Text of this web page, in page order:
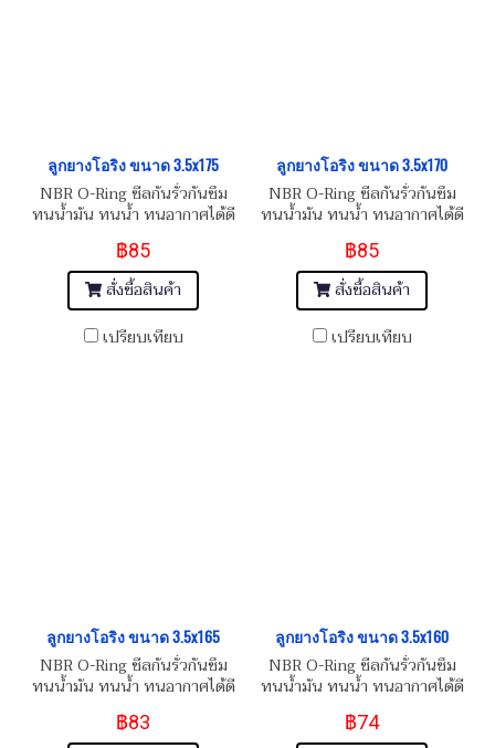
ลูกยางโอริง ขนาด 3.5x175
NBR O-Ring ซีลกันรั่วกันซึม
ทนน้ำมัน ทนน้ำ ทนอากาศได้ดี
฿85
สั่งซื้อสินค้า
เปรียบเทียบ
ลูกยางโอริง ขนาด 3.5x170
NBR O-Ring ซีลกันรั่วกันซึม
ทนน้ำมัน ทนน้ำ ทนอากาศได้ดี
฿85
สั่งซื้อสินค้า
เปรียบเทียบ
ลูกยางโอริง ขนาด 3.5x165
NBR O-Ring ซีลกันรั่วกันซึม
ทนน้ำมัน ทนน้ำ ทนอากาศได้ดี
฿83
ลูกยางโอริง ขนาด 3.5x160
NBR O-Ring ซีลกันรั่วกันซึม
ทนน้ำมัน ทนน้ำ ทนอากาศได้ดี
฿74